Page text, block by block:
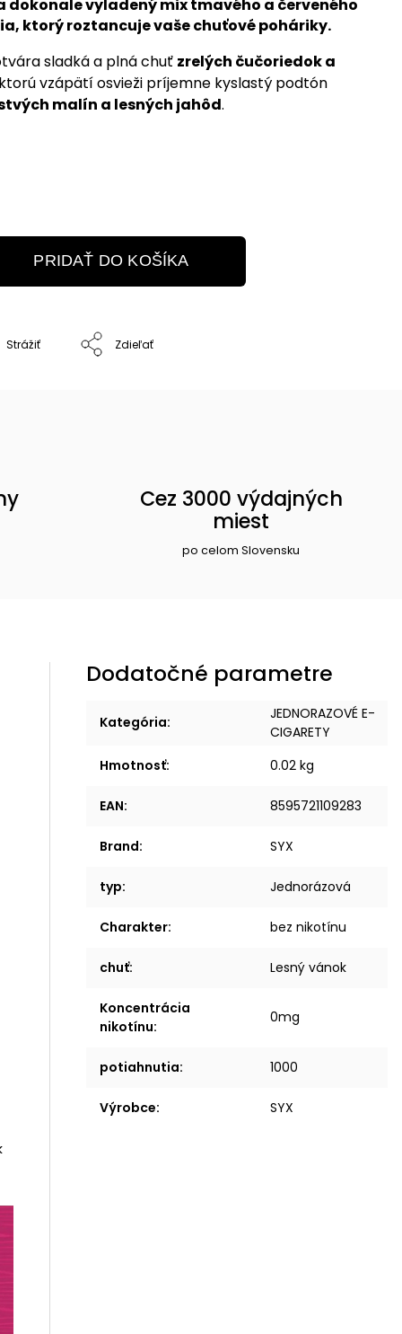
dokonale vyladený mix tmavého a červeného
ktorý roztancuje vaše chuťové poháriky.
sladká a plná chuť zrelých čučoriedok a
vzápätí osvieži príjemne kyslastý podtón
malín a lesných jahôd.
PRIDAŤ DO KOŠÍKA
Strážiť Zdieľať
Cez 3000 výdajných
miest
po celom Slovensku
Dodatočné parametre
Kategória:
JEDNORAZOVÉ E-
CIGARETY
Hmotnosť: 0.02 kg
EAN: 8595721109283
Brand: SYX
typ: Jednorázová
Charakter: bez nikotínu
chuť: Lesný vánok
Koncentrácia
nikotínu:
0mg
potiahnutia: 1000
Výrobce: SYX